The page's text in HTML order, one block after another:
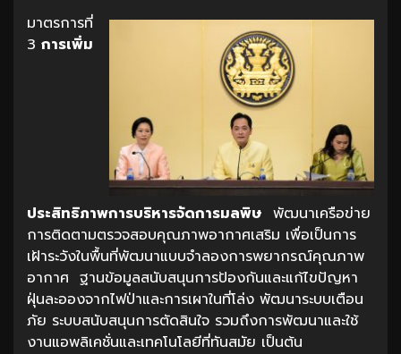
มาตรการที่
3 การเพิ่ม
ประสิทธิภาพการบริหารจัดการมลพิษ พัฒนาเครือข่าย
การติดตามตรวจสอบคุณภาพอากาศเสริม เพื่อเป็นการ
เฝ้าระวังในพื้นที่พัฒนาแบบจำลองการพยากรณ์คุณภาพ
อากาศ ฐานข้อมูลสนับสนุนการป้องกันและแก้ไขปัญหา
ฝุ่นละอองจากไฟป่าและการเผาในที่โล่ง พัฒนาระบบเตือน
ภัย ระบบสนับสนุนการตัดสินใจ รวมถึงการพัฒนาและใช้
งานแอพลิเคชั่นและเทคโนโลยีที่ทันสมัย เป็นต้น